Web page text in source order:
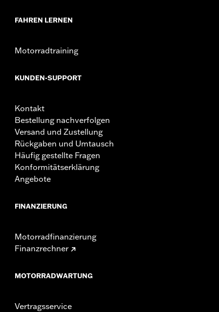
FAHREN LERNEN
Motorradtraining
KUNDEN-SUPPORT
Kontakt
Bestellung nachverfolgen
Versand und Zustellung
Rückgaben und Umtausch
Häufig gestellte Fragen
Konformitätserklärung
Angebote
FINANZIERUNG
Motorradfinanzierung
Finanzrechner
MOTORRADWARTUNG
Vertragsservice